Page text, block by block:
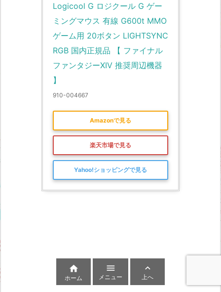
Logicool G ロジクール G ゲー
ミングマウス 有線 G600t MMO
ゲーム用 20ボタン LIGHTSYNC
RGB 国内正規品 【 ファイナル
ファンタジーXIV 推奨周辺機器
】
910-004667
Amazonで見る
楽天市場で見る
Yahoo!ショッピングで見る

ホーム

メニュー

上へ